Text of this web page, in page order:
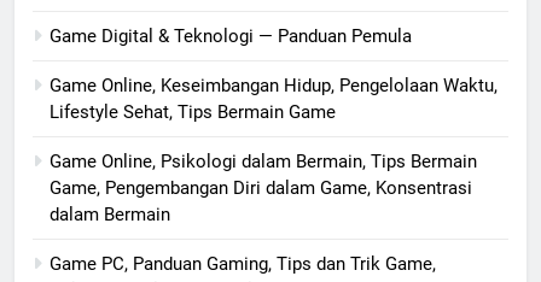
Game Digital & Teknologi — Panduan Pemula
Game Online, Keseimbangan Hidup, Pengelolaan Waktu,
Lifestyle Sehat, Tips Bermain Game
Game Online, Psikologi dalam Bermain, Tips Bermain
Game, Pengembangan Diri dalam Game, Konsentrasi
dalam Bermain
Game PC, Panduan Gaming, Tips dan Trik Game,